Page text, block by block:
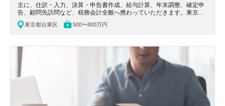
主に、仕訳・入力、決算・申告書作成、給与計算、年末調整、確定申
告、顧問先訪問など、税務会計全般へ携わっていただきます。東京都
台東区にある、週3リモート可！フレックス制度導入！中小法人・
MA・相続など幅広く経験できる税理士法人の求人です。
東京都台東区 500〜800万円